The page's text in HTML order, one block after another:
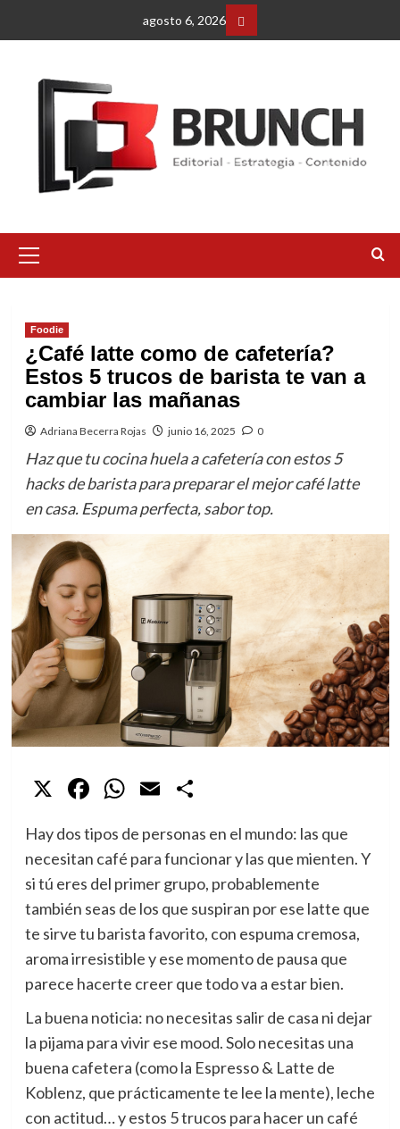
agosto 6, 2026
Facebbok
primario
Foodie
¿Café latte como de cafetería?
Estos 5 trucos de barista te van a
cambiar las mañanas
Adriana Becerra Rojas junio 16, 2025 0
Haz que tu cocina huela a cafetería con estos 5
hacks de barista para preparar el mejor café latte
en casa. Espuma perfecta, sabor top.
X Facebook
WhatsApp
Email
Hay dos tipos de personas en el mundo: las que
necesitan café para funcionar y las que mienten. Y
si tú eres del primer grupo, probablemente
también seas de los que suspiran por ese latte que
te sirve tu barista favorito, con espuma cremosa,
aroma irresistible y ese momento de pausa que
parece hacerte creer que todo va a estar bien.
La buena noticia: no necesitas salir de casa ni dejar
la pijama para vivir ese mood. Solo necesitas una
buena cafetera (como la Espresso & Latte de
Koblenz, que prácticamente te lee la mente), leche
con actitud… y estos 5 trucos para hacer un café